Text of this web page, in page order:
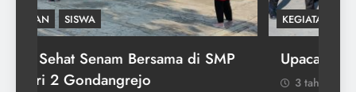
KEGIATAN SISWA
Jumat Sehat Senam Bersama di SMP
Negeri 2 Gondangrejo